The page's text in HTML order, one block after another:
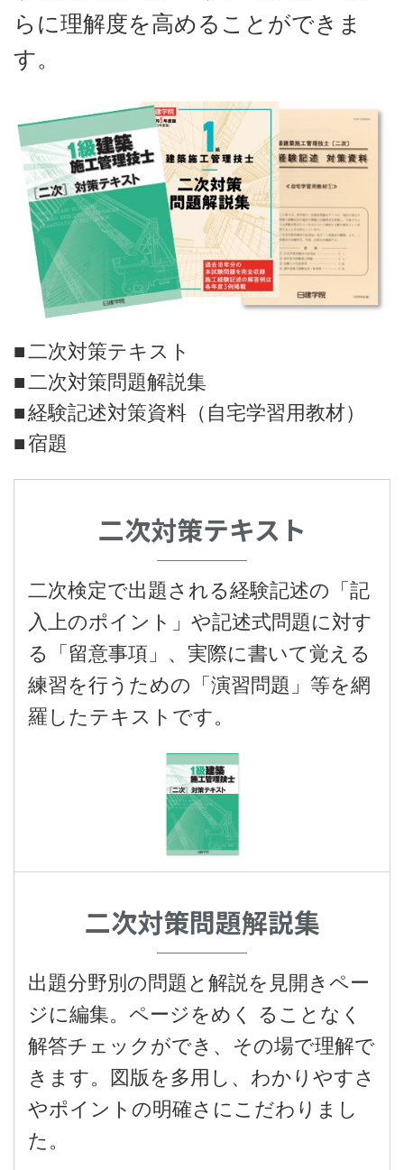
らに理解度を高めることができま
す。
二次対策テキスト
二次対策問題解説集
経験記述対策資料（自宅学習用教材）
宿題
二次対策テキスト
二次検定で出題される経験記述の「記
入上のポイント」や記述式問題に対す
る「留意事項」、実際に書いて覚える
練習を行うための「演習問題」等を網
羅したテキストです。
二次対策問題解説集
出題分野別の問題と解説を見開きペー
ジに編集。ページをめく ることなく
解答チェックができ、その場で理解で
きます。図版を多用し、わかりやすさ
やポイントの明確さにこだわりまし
た。